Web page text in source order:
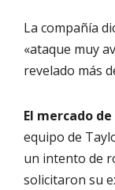
La compañía
«ataque muy
revelado más
El mercado
equipo de
un intento de
solicitaron su